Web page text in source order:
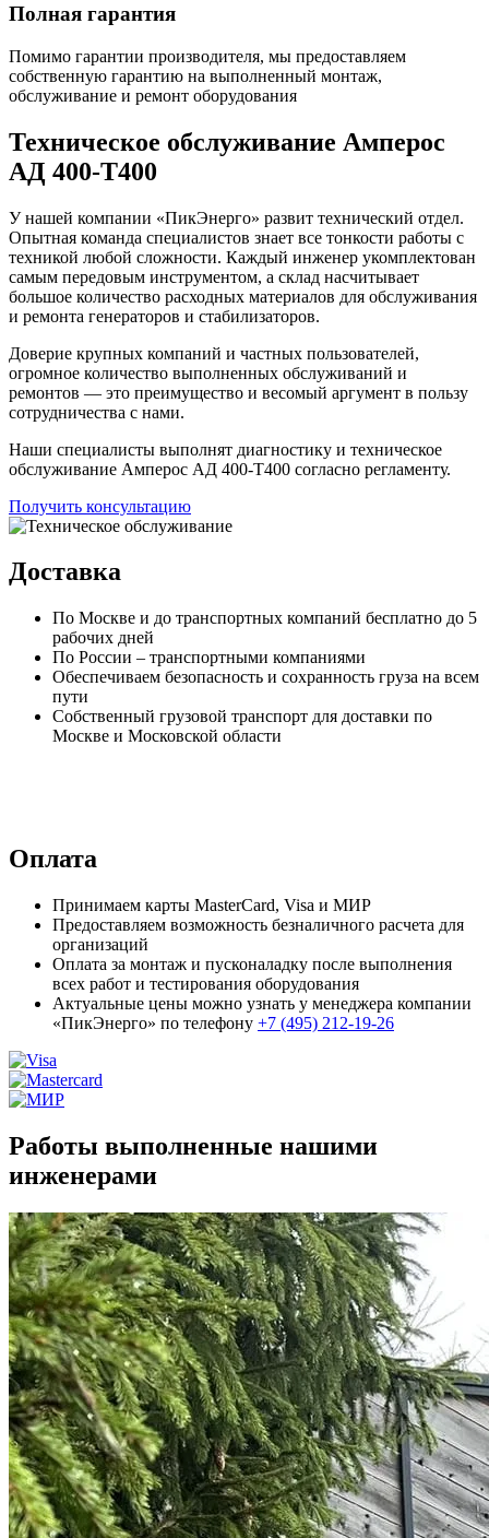
Полная гарантия
Помимо гарантии производителя, мы предоставляем
собственную гарантию на выполненный монтаж,
обслуживание и ремонт оборудования
Техническое обслуживание Амперос
АД 400-Т400
У нашей компании «ПикЭнерго» развит технический отдел.
Опытная команда специалистов знает все тонкости работы с
техникой любой сложности. Каждый инженер укомплектован
самым передовым инструментом, а склад насчитывает
большое количество расходных материалов для обслуживания
и ремонта генераторов и стабилизаторов.
Доверие крупных компаний и частных пользователей,
огромное количество выполненных обслуживаний и
ремонтов — это преимущество и весомый аргумент в пользу
сотрудничества с нами.
Наши специалисты выполнят диагностику и техническое
обслуживание Амперос АД 400-Т400 согласно регламенту.
Получить консультацию
Доставка
По Москве и до транспортных компаний бесплатно до 5
рабочих дней
По России – транспортными компаниями
Обеспечиваем безопасность и сохранность груза на всем
пути
Собственный грузовой транспорт для доставки по
Москве и Московской области
Оплата
Принимаем карты MasterCard, Visa и МИР
Предоставляем возможность безналичного расчета для
организаций
Оплата за монтаж и пусконаладку после выполнения
всех работ и тестирования оборудования
Актуальные цены можно узнать у менеджера компании
«ПикЭнерго» по телефону +7 (495) 212-19-26
Работы выполненные нашими
инженерами